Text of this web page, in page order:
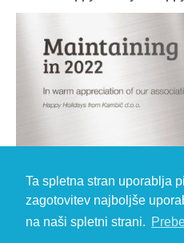
Ta spletna stran uporablja
zagotovitev najboljše
na naši spletni strani.